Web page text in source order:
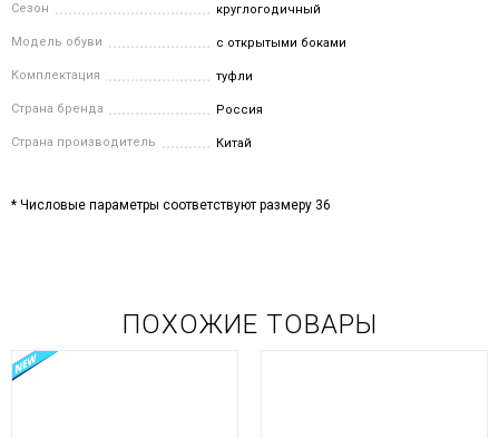
Сезон круглогодичный
Модель обуви с открытыми боками
Комплектация туфли
Страна бренда Россия
Страна производитель Китай
* Числовые параметры соответствуют размеру 36
ПОХОЖИЕ ТОВАРЫ